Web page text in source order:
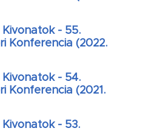
- 55.
Konferencia (2022.
- 54.
Konferencia (2021.
- 53.